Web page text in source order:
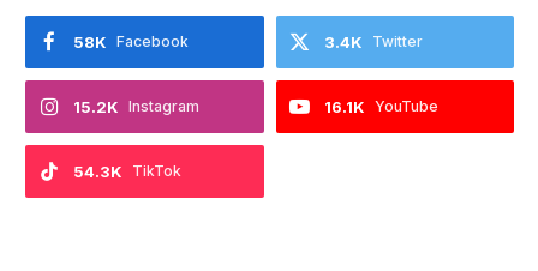
Facebook
58K Twitter
3.4K
Instagram
15.2K YouTube
16.1K
TikTok
54.3K